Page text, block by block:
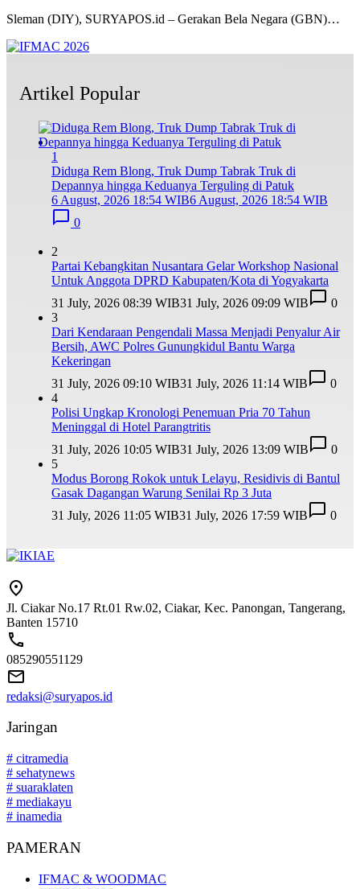
Sleman (DIY), SURYAPOS.id – Gerakan Bela Negara (GBN)…
Artikel Popular
1
Diduga Rem Blong, Truk Dump Tabrak Truk di
Depannya hingga Keduanya Terguling di Patuk
6 August, 2026 18:54 WIB6 August, 2026 18:54 WIB
0
2
Partai Kebangkitan Nusantara Gelar Workshop Nasional
Untuk Anggota DPRD Kabupaten/Kota di Yogyakarta
31 July, 2026 08:39 WIB31 July, 2026 09:09 WIB
0
3
Dari Kendaraan Pengendali Massa Menjadi Penyalur Air
Bersih, AWC Polres Gunungkidul Bantu Warga
Kekeringan
31 July, 2026 09:10 WIB31 July, 2026 11:14 WIB
0
4
Polisi Ungkap Kronologi Penemuan Pria 70 Tahun
Meninggal di Hotel Parangtritis
31 July, 2026 10:05 WIB31 July, 2026 13:09 WIB
0
5
Modus Borong Rokok untuk Lelayu, Residivis di Bantul
Gasak Dagangan Warung Senilai Rp 3 Juta
31 July, 2026 11:05 WIB31 July, 2026 17:59 WIB 0
Jl. Ciakar No.17 Rt.01 Rw.02, Ciakar, Kec. Panongan, Tangerang,
Banten 15710
085290551129
redaksi@suryapos.id
Jaringan
# citramedia
# sehatynews
# suaraklaten
# mediakayu
# inamedia
PAMERAN
IFMAC & WOODMAC